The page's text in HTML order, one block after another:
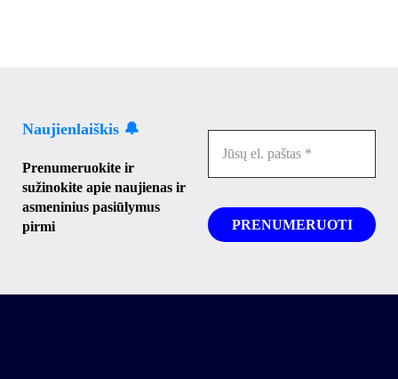
Naujienlaiškis 🔔
Prenumeruokite ir
sužinokite apie naujienas ir
asmeninius pasiūlymus
pirmi